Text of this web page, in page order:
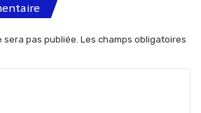
sera pas publiée. Les champs obligatoires